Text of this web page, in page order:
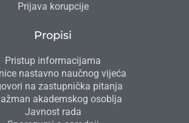
Prijava korupcije
Propisi
Pristup informacijama
nastavno naučnog vijeća
na zastupnička pitanja
akademskog osoblja
Javnost rada